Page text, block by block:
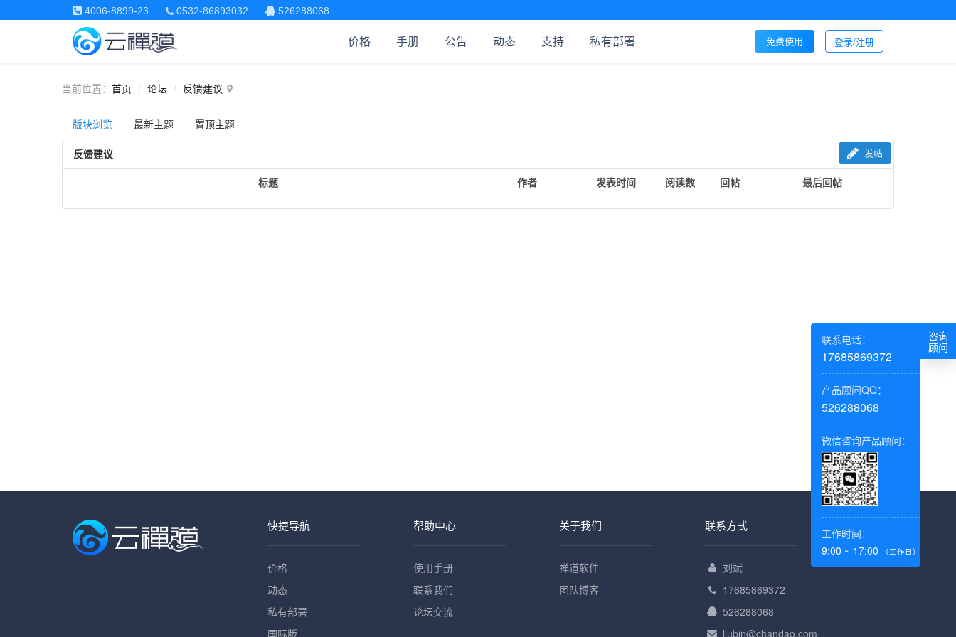
4006-8899-23 0532-86893032 526288068
价格 手册 公告 动态 支持 私有部署 免费使用 登录/注册
咨询
顾问
联系电话：
17685869372
产品顾问QQ：
526288068
微信咨询产品顾问：
工作时间：
9:00 ~ 17:00
（工作日）
当前位置： 首页 论坛 反馈建议
版块浏览 最新主题 置顶主题
反馈建议 发帖
标题 作者 发表时间 阅读数 回帖 最后回帖
快捷导航
价格
动态
私有部署
国际版
帮助中心
使用手册
联系我们
论坛交流
关于我们
禅道软件
团队博客
联系方式
刘斌
17685869372
526288068
liubin@chandao.com